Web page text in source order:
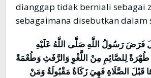
dianggap tidak berniali sebagai
sebagaimana disebutkan dalam
فَرَضَ رَسُولُ اللَّهِ صَلَّى اللَّهُ عَلَيْهِ
لِلصَّائِمِ مِنْ اللَّغْوِ وَالرَّفَثِ وَطُعْمَةً
قَبْلَ الصَّلَاةِ فَهِيَ زَكَاةٌ مَقْبُولَةٌ وَمَنْ